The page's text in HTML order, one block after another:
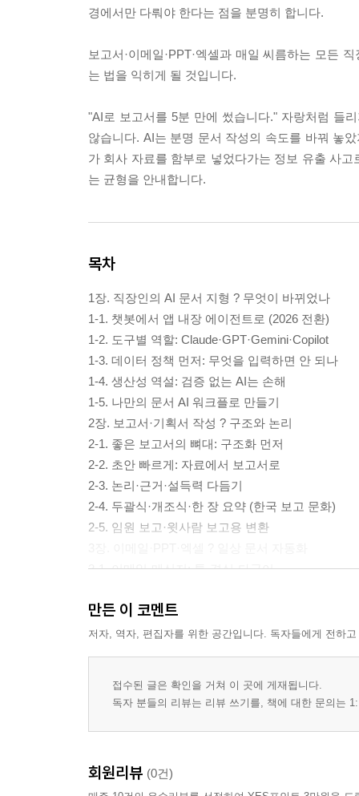
경에서만 다뤄야 한다는 점을 분명히 합니다.
보고서·이메일·PPT·엑셀과 매일 씨름하는 모든
는 법을 익히게 될 것입니다.
"AI로 보고서를 5분 만에 썼습니다." 자랑처럼 들
않습니다. AI는 분명 문서 작성의 속도를 바꿔 놓
가 회사 자료를 함부로 넣었다가는 정보 유출 사
는 균형을 안내합니다.
목차
1장. 직장인의 AI 문서 지형 ? 무엇이 바뀌었나
1-1. 챗봇에서 앱 내장 에이전트로 (2026 전환)
1-2. 도구별 역할: Claude·GPT·Gemini·Copilot
1-3. 데이터 정책 먼저: 무엇을 입력하면 안 되나
1-4. 생산성 역설: 검증 없는 AI는 손해
1-5. 나만의 문서 AI 워크플로 만들기
2장. 보고서·기획서 작성 ? 구조와 논리
2-1. 좋은 보고서의 뼈대: 구조화 먼저
2-2. 초안 빠르게: 자료에서 보고서로
2-3. 논리·근거·설득력 다듬기
2-4. 두괄식·개조식·한 장 요약 (한국 보고 문화)
2-5. 임원 보고·윗사람 보고용 변환
3-1. 이메일·메신저: 톤·격식·다국어
3-3. 엑셀·데이터·함수·표
3-4. 회의록·요약·액션아이템
4-1. MS 365 Copilot: Word·Excel·PPT 에이전트
4-3. 노션 AI·협업툴 통합
4-5. 나만의 문서 자동화 시스템
만든 이 코멘트
저자, 역자, 편집자를 위한 공간입니다. 독자들에게 전하
접수된 글은 확인을 거쳐 이 곳에 게재됩니다.
독자 분들의 리뷰는 리뷰 쓰기를, 책에 대한 문의는
회원리뷰 (0건)